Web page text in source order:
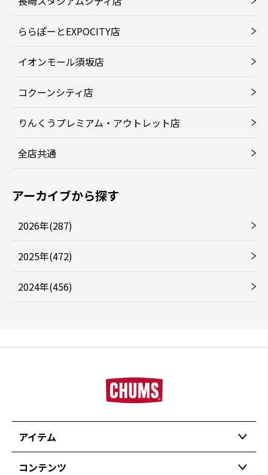
ららぽーとEXPOCITY店
イオンモール須坂店
コクーンシティ店
りんくうプレミアム・アウトレット店
全店共通
アーカイブから探す
2026年(287)
2025年(472)
2024年(456)
アイテム
コンテンツ